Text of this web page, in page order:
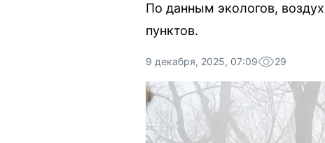
По данным экологов,
пунктов.
9 декабря, 2025, 07:09 29